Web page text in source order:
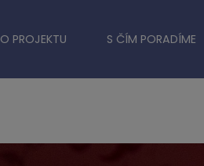
O PROJEKTU S ČÍM PORADÍME